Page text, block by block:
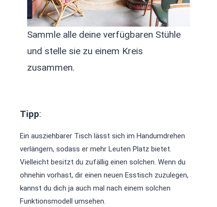
Sammle alle deine verfügbaren Stühle
und stelle sie zu einem Kreis
zusammen.
Tipp:
Ein ausziehbarer Tisch lässt sich im Handumdrehen
verlängern, sodass er mehr Leuten Platz bietet.
Vielleicht besitzt du zufällig einen solchen. Wenn du
ohnehin vorhast, dir einen neuen Esstisch zuzulegen,
kannst du dich ja auch mal nach einem solchen
Funktionsmodell umsehen.